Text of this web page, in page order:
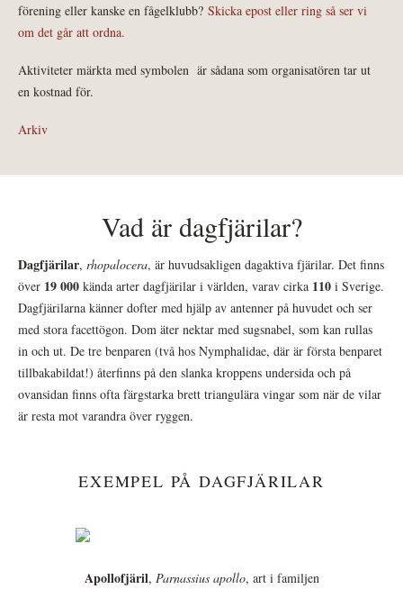
förening eller kanske en fågelklubb? Skicka epost eller ring så ser vi
om det går att ordna.
Aktiviteter märkta med symbolen är sådana som organisatören tar ut
en kostnad för.
Arkiv
Vad är dagfjärilar?
Dagfjärilar, rhopalocera, är huvudsakligen dagaktiva fjärilar. Det finns
över 19 000 kända arter dagfjärilar i världen, varav cirka 110 i Sverige.
Dagfjärilarna känner dofter med hjälp av antenner på huvudet och ser
med stora facettögon. Dom äter nektar med sugsnabel, som kan rullas
in och ut. De tre benparen (två hos Nymphalidae, där är första benparet
tillbakabildat!) återfinns på den slanka kroppens undersida och på
ovansidan finns ofta färgstarka brett triangulära vingar som när de vilar
är resta mot varandra över ryggen.
EXEMPEL PÅ DAGFJÄRILAR
Apollofjäril, Parnassius apollo, art i familjen